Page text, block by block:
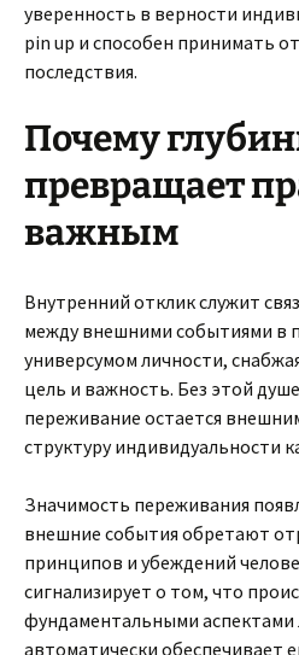
уверенность в верности
pin up и способен принимать
последствия.
Почему
превращает
важным
Внутренний отклик служит
между внешними событиями в
универсумом личности,
цель и важность. Без этой
переживание остается
структуру индивидуальности
Значимость переживания
внешние события обретают
принципов и убеждений
сигнализирует о том, что
фундаментальными аспектами
автоматически обеспечивает